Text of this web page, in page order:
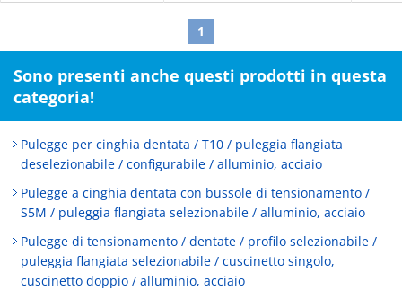
1
Sono presenti anche questi prodotti in questa
categoria!
Pulegge per cinghia dentata / T10 / puleggia flangiata
deselezionabile / configurabile / alluminio, acciaio
Pulegge a cinghia dentata con bussole di tensionamento /
S5M / puleggia flangiata selezionabile / alluminio, acciaio
Pulegge di tensionamento / dentate / profilo selezionabile /
puleggia flangiata selezionabile / cuscinetto singolo,
cuscinetto doppio / alluminio, acciaio